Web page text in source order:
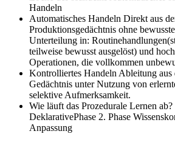
Handeln
Automatisches Handeln Direkt aus
Produktionsgedächtnis ohne
Unterteilung in:
teilweise bewusst ausgelöst) und
Operationen, die vollkommen
Kontrolliertes Handeln Ableitung aus
Gedächtnis unter Nutzung von
selektive Aufmerksamkeit.
Wie läuft das Prozedurale Lernen ab?
DeklarativePhase 2. Phase
Anpassung